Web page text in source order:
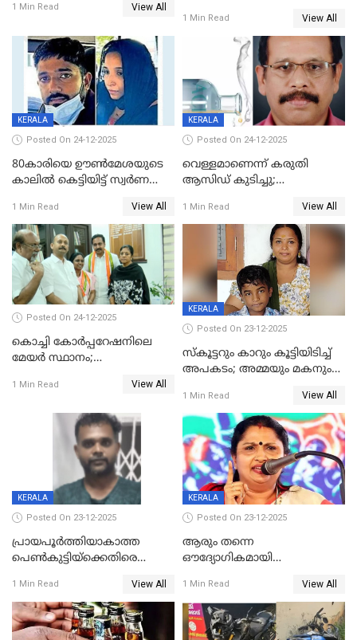
1 Min Read View All
ഗർഭിണിയായ യുവതിക്ക് ക്രൂര
1 Min Read View All
KERALA
Posted On 24-12-2025
80കാരിയെ ഊൺമേശയുടെ
കാലിൽ കെട്ടിയിട്ട് സ്വർണവും
കൊച്ചുമകനും സുഹൃത്തും
അറസ്റ്റിൽ
1 Min Read View All
KERALA
Posted On 24-12-2025
വെള്ളമാണെന്ന് കരുതി
ആസിഡ് കുടിച്ചു;
മരിച്ചു
1 Min Read View All
Posted On 24-12-2025
കൊച്ചി കോര്‍പ്പറേഷനിലെ
മേയര്‍ സ്ഥാനം;
രൂക്ഷം
1 Min Read View All
KERALA
Posted On 23-12-2025
സ്കൂട്ടറും കാറും കൂട്ടിയിടിച്ച്
അപകടം; അമ്മയും മകനും
ഗുരുതരാവസ്ഥയിൽ
1 Min Read View All
KERALA
Posted On 23-12-2025
പ്രായപൂർത്തിയാകാത്ത
പെൺകുട്ടിയ്ക്കെതിരെ
59 വർഷം തടവും 90,൦൦൦ രൂപ
പിഴയും ശിക്ഷ
1 Min Read View All
KERALA
Posted On 23-12-2025
ആരും തന്നെ
ഔദ്യോഗികമായി
കണ്ടെത്താൻ ഇന്ന് കോർ
കമ്മിറ്റി കൂടിയില്ല';
അതൃപ്തിയുമായി ദീപ്തി മേരി
1 Min Read View All